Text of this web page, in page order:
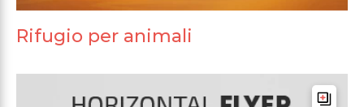
Rifugio per animali